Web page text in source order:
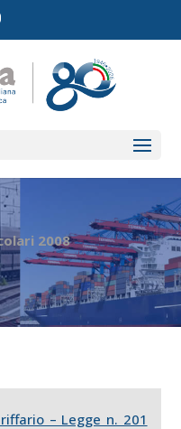
2008
– Legge n. 201